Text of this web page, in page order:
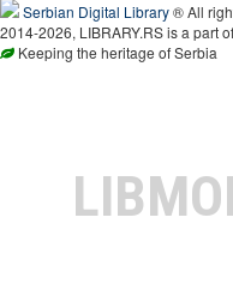
Serbian Digital Library® All
2014-2026, LIBRARY.RS is a part
Keeping the heritage of Serbia